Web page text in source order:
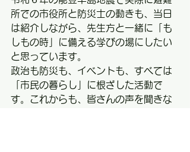
所での市役所と防災士の動きも、当日
は紹介しながら、先生方と一緒に「も
しもの時」に備える学びの場にしたい
と思っています。
政治も防災も、イベントも、すべては
「市民の暮らし」に根ざした活動で
す。これからも、皆さんの声を聞きな